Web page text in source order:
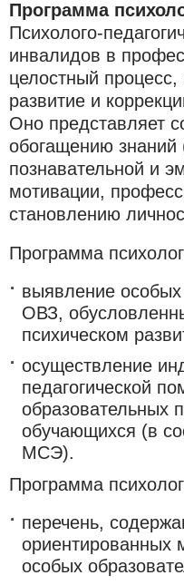
Программа
Психолого-
инвалидов в
целостный
развитие и
Оно представляет
обогащению
познавательной и
мотивации,
становлению
Программа
выявление
ОВЗ,
психическом
осуществление
педагогической
образовательных
обучающихся (в
МСЭ).
Программа
перечень,
ориентированных
особых